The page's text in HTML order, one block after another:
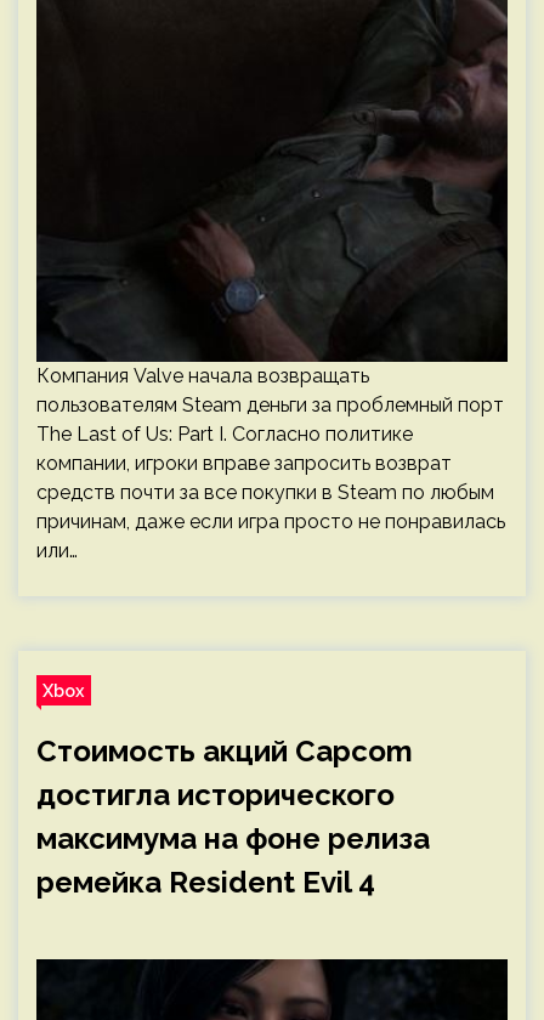
Компания Valve начала возвращать
пользователям Steam деньги за проблемный порт
The Last of Us: Part I. Согласно политике
компании, игроки вправе запросить возврат
средств почти за все покупки в Steam по любым
причинам, даже если игра просто не понравилась
или…
Xbox
Стоимость акций Capcom
достигла исторического
максимума на фоне релиза
ремейка Resident Evil 4